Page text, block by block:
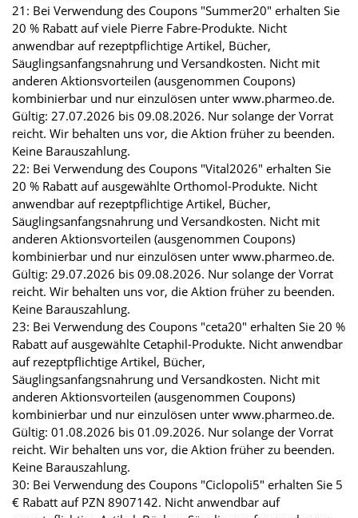
21: Bei Verwendung des Coupons "Summer20" erhalten Sie
20 % Rabatt auf viele Pierre Fabre-Produkte. Nicht
anwendbar auf rezeptpflichtige Artikel, Bücher,
Säuglingsanfangsnahrung und Versandkosten. Nicht mit
anderen Aktionsvorteilen (ausgenommen Coupons)
kombinierbar und nur einzulösen unter www.pharmeo.de.
Gültig: 27.07.2026 bis 09.08.2026. Nur solange der Vorrat
reicht. Wir behalten uns vor, die Aktion früher zu beenden.
Keine Barauszahlung.
22: Bei Verwendung des Coupons "Vital2026" erhalten Sie
20 % Rabatt auf ausgewählte Orthomol-Produkte. Nicht
anwendbar auf rezeptpflichtige Artikel, Bücher,
Säuglingsanfangsnahrung und Versandkosten. Nicht mit
anderen Aktionsvorteilen (ausgenommen Coupons)
kombinierbar und nur einzulösen unter www.pharmeo.de.
Gültig: 29.07.2026 bis 09.08.2026. Nur solange der Vorrat
reicht. Wir behalten uns vor, die Aktion früher zu beenden.
Keine Barauszahlung.
23: Bei Verwendung des Coupons "ceta20" erhalten Sie 20 %
Rabatt auf ausgewählte Cetaphil-Produkte. Nicht anwendbar
auf rezeptpflichtige Artikel, Bücher,
Säuglingsanfangsnahrung und Versandkosten. Nicht mit
anderen Aktionsvorteilen (ausgenommen Coupons)
kombinierbar und nur einzulösen unter www.pharmeo.de.
Gültig: 01.08.2026 bis 01.09.2026. Nur solange der Vorrat
reicht. Wir behalten uns vor, die Aktion früher zu beenden.
Keine Barauszahlung.
30: Bei Verwendung des Coupons "Ciclopoli5" erhalten Sie 5
€ Rabatt auf PZN 8907142. Nicht anwendbar auf